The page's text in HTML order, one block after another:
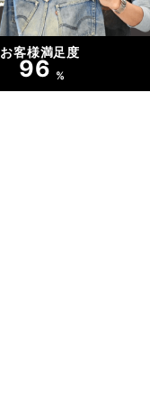
お客様満足度
96 %